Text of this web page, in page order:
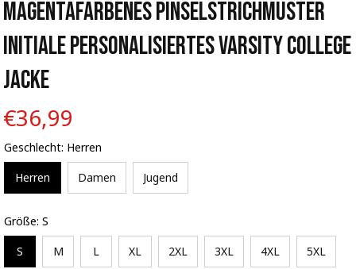
Magentafarbenes Pinselstrichmuster
Initiale Personalisiertes Varsity College
Jacke
€36,99
Geschlecht: Herren
Herren Damen Jugend
Größe: S
S M L XL 2XL 3XL 4XL 5XL